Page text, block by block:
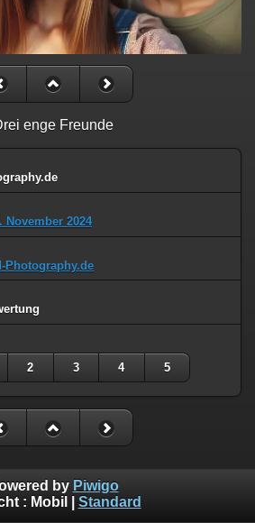
enge Freunde
November 2024
Photography.de
2 3 4 5
by Piwigo
: Mobil Standard